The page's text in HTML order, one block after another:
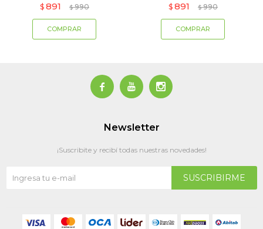
$ 891 $ 990 $ 891 $ 990
  
Newsletter
¡Suscribite y recibí todas nuestras novedades!
SUSCRIBIRME